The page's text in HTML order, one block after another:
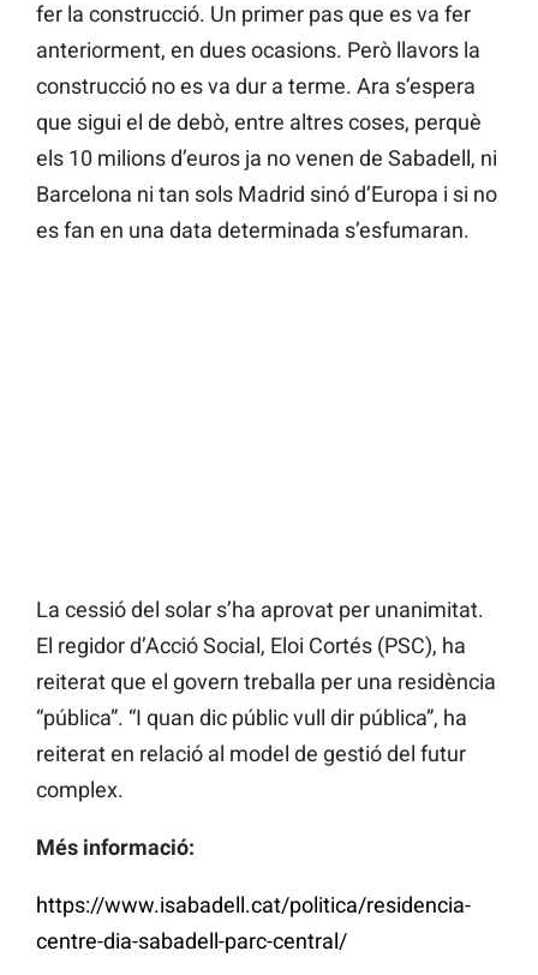
fer la construcció. Un primer pas que es va fer
anteriorment, en dues ocasions. Però llavors la
construcció no es va dur a terme. Ara s’espera
que sigui el de debò, entre altres coses, perquè
els 10 milions d’euros ja no venen de Sabadell, ni
Barcelona ni tan sols Madrid sinó d’Europa i si no
es fan en una data determinada s’esfumaran.
La cessió del solar s’ha aprovat per unanimitat.
El regidor d’Acció Social, Eloi Cortés (PSC), ha
reiterat que el govern treballa per una residència
“pública”. “I quan dic públic vull dir pública”, ha
reiterat en relació al model de gestió del futur
complex.
Més informació:
https://www.isabadell.cat/politica/residencia-
centre-dia-sabadell-parc-central/